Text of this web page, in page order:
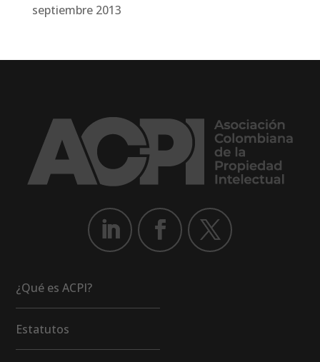
septiembre 2013
¿Qué es ACPI?
Estatutos